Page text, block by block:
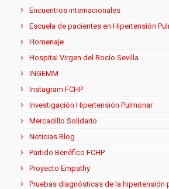
Encuentros internacionales
Escuela de pacientes en Hipertensión
Homenaje
Hospital Virgen del Rocío Sevilla
INGEMM
Instagram FCHP
Investigación Hipertensión Pulmonar
Mercadillo Solidario
Noticias Blog
Partido Benéfico FCHP
Proyecto Empathy
Pruebas diagnósticas de la hipertensión